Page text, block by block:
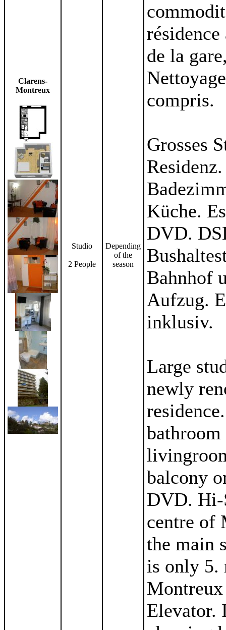
Clarens-
Montreux
Studio
2 People
Depending
of the
season
de la
compris.
Grosses
Küche.
DVD.
Bahnhof
Aufzug.
inklusiv.
Large
newly
balcony
DVD. Hi-
centre of
the main
is only 5.
Elevator.